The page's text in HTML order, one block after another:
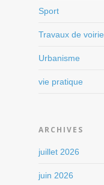
Sport
Travaux de voirie
Urbanisme
vie pratique
ARCHIVES
juillet 2026
juin 2026